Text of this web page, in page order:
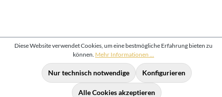
Diese Website verwendet Cookies, um eine bestmögliche Erfahrung bieten zu
können. Mehr Informationen ...
Nur technisch notwendige Konfigurieren
Alle Cookies akzeptieren